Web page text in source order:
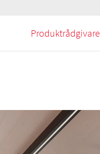
Produktrådgivare